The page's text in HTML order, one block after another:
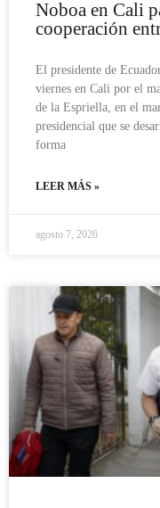
Noboa en Cali
cooperación
El presidente de
viernes en Cali por el
de la Espriella, en el
presidencial que se
forma
LEER MÁS »
agosto 7, 2026